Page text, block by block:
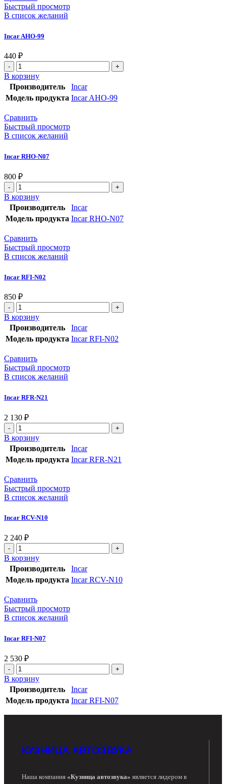
Быстрый просмотр
В список желаний
Incar AHO-99
440 ₽
В корзину
Производитель
Incar
Модель продукта Incar AHO-99
Сравнить
Быстрый просмотр
В список желаний
Incar RHO-N07
800 ₽
В корзину
Производитель
Incar
Модель продукта Incar RHO-N07
Сравнить
Быстрый просмотр
В список желаний
Incar RFI-N02
850 ₽
В корзину
Производитель
Incar
Модель продукта Incar RFI-N02
Сравнить
Быстрый просмотр
В список желаний
Incar RFR-N21
2 130 ₽
В корзину
Производитель
Incar
Модель продукта Incar RFR-N21
Сравнить
Быстрый просмотр
В список желаний
Incar RCV-N10
2 240 ₽
В корзину
Производитель
Incar
Модель продукта Incar RCV-N10
Сравнить
Быстрый просмотр
В список желаний
Incar RFI-N07
2 530 ₽
В корзину
Производитель
Incar
Модель продукта Incar RFI-N07
КУЗНИЦА АВТОЗВУКА
Наша компания «Кузница автозвука» является лидером в